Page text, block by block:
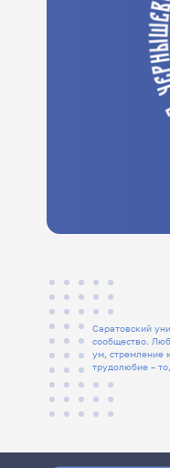
Саратовский
сообщество.
ум, стремление к диалогу, системность и
трудолюбие –